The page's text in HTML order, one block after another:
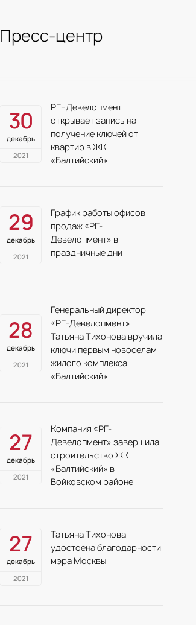
Пресс-центр
30
декабрь
2021
РГ–Девелопмент
открывает запись на
получение ключей от
квартир в ЖК
«Балтийский»
29
декабрь
2021
График работы офисов
продаж «РГ-
Девелопмент» в
праздничные дни
28
декабрь
2021
Генеральный директор
«РГ-Девелопмент»
Татьяна Тихонова вручила
ключи первым новоселам
жилого комплекса
«Балтийский»
27
декабрь
2021
Компания «РГ-
Девелопмент» завершила
строительство ЖК
«Балтийский» в
Войковском районе
27
декабрь
2021
Татьяна Тихонова
удостоена благодарности
мэра Москвы